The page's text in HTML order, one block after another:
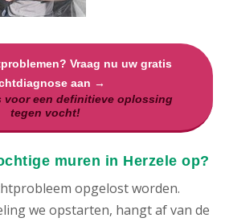
Vraag nu uw gratis
aan →
voor een definitieve oplossing
tegen vocht!
muren in Herzele op?
opgelost worden.
we opstarten, hangt af van de